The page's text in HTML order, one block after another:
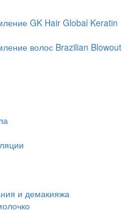
GK Hair Global Keratin
волос Brazilian Blowout
и демакияжа